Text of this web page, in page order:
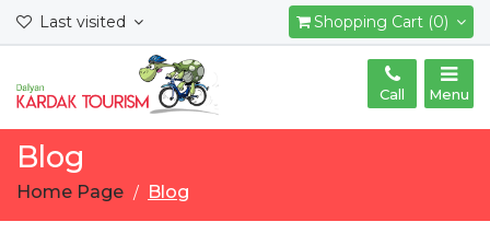
Shopping Cart (0)
Last visited
Menu
Call
Blog
Home Page Blog